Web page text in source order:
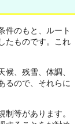
件のもと、ルート
たものです。これ
、残雪、体調、
るので、それらに
等があります。